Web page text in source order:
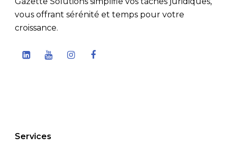
vous offrant sérénité et temps pour votre
croissance.
Services